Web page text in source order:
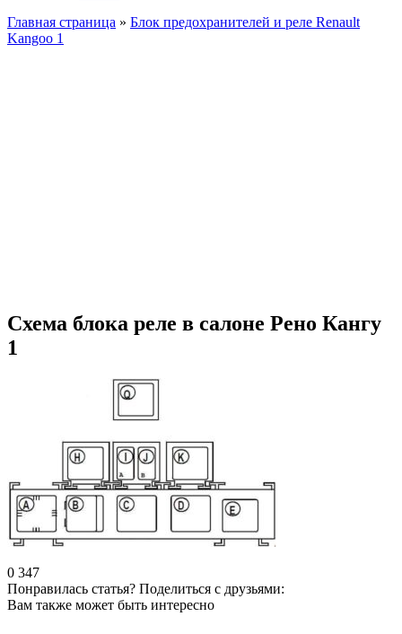
Главная страница » Блок предохранителей и реле Renault
Kangoo 1
Схема блока реле в салоне Рено Кангу
1
0 347
Понравилась статья? Поделиться с друзьями:
Вам также может быть интересно